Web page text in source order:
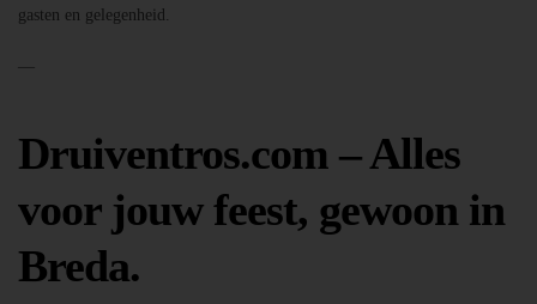
gasten en gelegenheid.
—
Druiventros.com – Alles
voor jouw feest, gewoon in
Breda.